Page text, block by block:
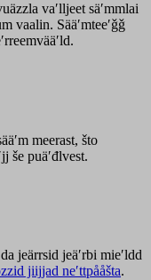
vaʹlljeet säʹmmlai
vaalin. Sääʹmteeʹǧǧ
meerast, što
še puäʹđlvest.
jeärrsid jeäʹrbi mieʹldd
jiijjad neʹttpååšta.